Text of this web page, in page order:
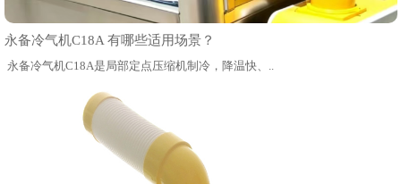
永备冷气机C18A 有哪些适用场景？
永备冷气机C18A是局部定点压缩机制冷，降温快、..